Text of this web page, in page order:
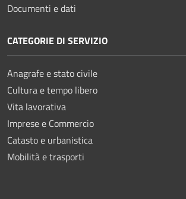
Documenti e dati
CATEGORIE DI SERVIZIO
Anagrafe e stato civile
Cultura e tempo libero
Vita lavorativa
Imprese e Commercio
Catasto e urbanistica
Mobilità e trasporti